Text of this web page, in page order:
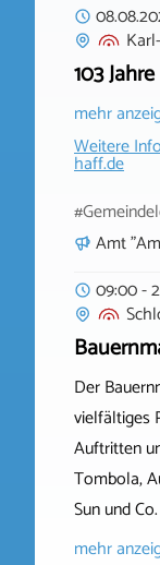
103
mehr
Weitere
haff.de
Amt
09:00 -
Der
vielfältiges
Auftritten
Tombola,
Sun und
mehr